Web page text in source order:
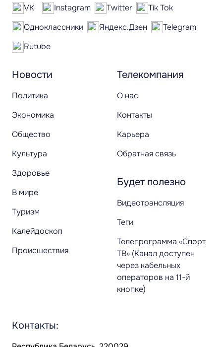
Новости
Политика
Экономика
Общество
Культура
Здоровье
В мире
Туризм
Калейдоскоп
Происшествия
Телекомпания
О нас
Контакты
Карьера
Обратная связь
Будет полезно
Видеотрансляция
Теги
Телепрограмма «Спорт
ТВ» (Канал доступен
через кабельных
операторов на 11-й
кнопке)
VK Instagram Twitter
Tik Tok
Одноклассники
Яндекс.Дзен
Telegram
Rutube
Контакты: